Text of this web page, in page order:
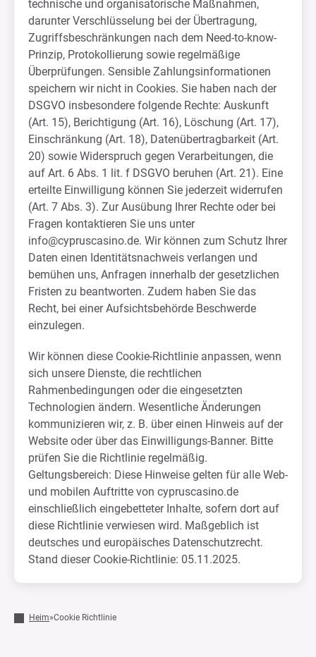
technische und organisatorische Maßnahmen,
darunter Verschlüsselung bei der Übertragung,
Zugriffsbeschränkungen nach dem Need-to-know-
Prinzip, Protokollierung sowie regelmäßige
Überprüfungen. Sensible Zahlungsinformationen
speichern wir nicht in Cookies. Sie haben nach der
DSGVO insbesondere folgende Rechte: Auskunft
(Art. 15), Berichtigung (Art. 16), Löschung (Art. 17),
Einschränkung (Art. 18), Datenübertragbarkeit (Art.
20) sowie Widerspruch gegen Verarbeitungen, die
auf Art. 6 Abs. 1 lit. f DSGVO beruhen (Art. 21). Eine
erteilte Einwilligung können Sie jederzeit widerrufen
(Art. 7 Abs. 3). Zur Ausübung Ihrer Rechte oder bei
Fragen kontaktieren Sie uns unter
info@cypruscasino.de. Wir können zum Schutz Ihrer
Daten einen Identitätsnachweis verlangen und
bemühen uns, Anfragen innerhalb der gesetzlichen
Fristen zu beantworten. Zudem haben Sie das
Recht, bei einer Aufsichtsbehörde Beschwerde
einzulegen.
Wir können diese Cookie-Richtlinie anpassen, wenn
sich unsere Dienste, die rechtlichen
Rahmenbedingungen oder die eingesetzten
Technologien ändern. Wesentliche Änderungen
kommunizieren wir, z. B. über einen Hinweis auf der
Website oder über das Einwilligungs-Banner. Bitte
prüfen Sie die Richtlinie regelmäßig.
Geltungsbereich: Diese Hinweise gelten für alle Web-
und mobilen Auftritte von cypruscasino.de
einschließlich eingebetteter Inhalte, sofern dort auf
diese Richtlinie verwiesen wird. Maßgeblich ist
deutsches und europäisches Datenschutzrecht.
Stand dieser Cookie-Richtlinie: 05.11.2025.
Heim»Cookie Richtlinie